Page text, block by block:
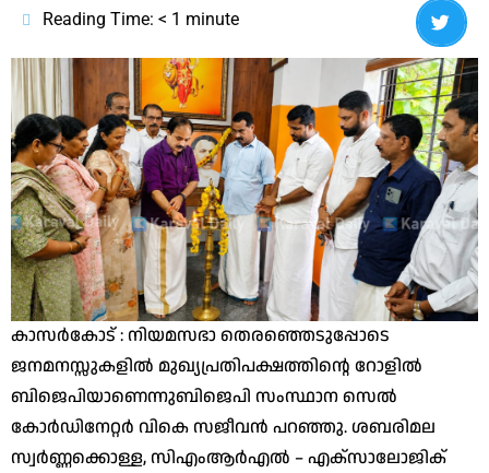
Reading Time: < 1 minute
കാസർകോട് : നിയമസഭാ തെരഞ്ഞെടുപ്പോടെ
ജനമനസ്സുകളിൽ മുഖ്യപ്രതിപക്ഷത്തിൻ്റെ റോളിൽ
ബിജെപിയാണെന്നുബിജെപി സംസ്ഥാന സെൽ
കോർഡിനേറ്റർ വികെ സജീവൻ പറഞ്ഞു. ശബരിമല
സ്വർണ്ണക്കൊള്ള, സിഎംആർഎൽ – എക്‌സാലോജിക്